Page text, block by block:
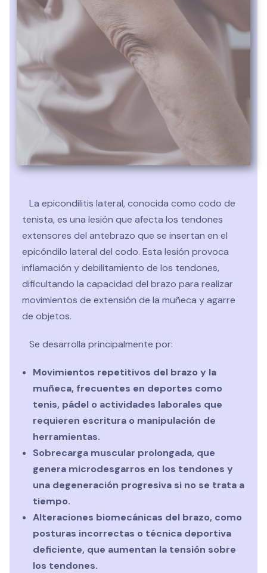
se trabaja para reducir la inflamación de los
tendones extensores, disminuir la sobrecarga
muscular y favorecer una recuperación progresiva y
segura. Un tratamiento de fisioterapia personalizado
en casos de epicondilitis permite acelerar la
recuperación, prevenir recaídas y facilitar la vuelta a
las actividades diarias, laborales o deportivas sin
dolor en el codo.
La epicondilitis lateral, conocida como codo de
tenista, es una lesión que afecta los tendones
extensores del antebrazo que se insertan en el
epicóndilo lateral del codo. Esta lesión provoca
inflamación y debilitamiento de los tendones,
dificultando la capacidad del brazo para realizar
movimientos de extensión de la muñeca y agarre
de objetos.
Se desarrolla principalmente por:
Movimientos repetitivos del brazo y la
muñeca, frecuentes en deportes como
tenis, pádel o actividades laborales que
requieren escritura o manipulación de
herramientas.
Sobrecarga muscular prolongada, que
genera microdesgarros en los tendones y
una degeneración progresiva si no se trata a
tiempo.
Alteraciones biomecánicas del brazo, como
posturas incorrectas o técnica deportiva
deficiente, que aumentan la tensión sobre
los tendones.